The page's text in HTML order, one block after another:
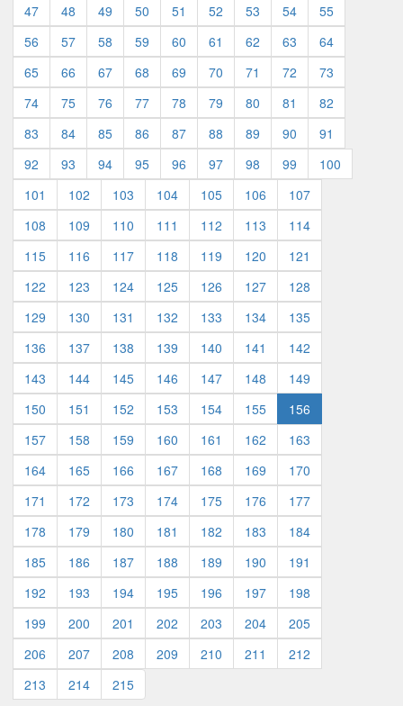
47
48 49 50 51 52 53 54
55
56
57 58 59 60 61 62 63
64
65
66 67 68 69 70 71 72
73
74
75 76 77 78 79 80 81
82
83
84 85 86 87 88 89 90
91
92
93 94 95 96 97 98 99
100
101
102 103 104 105 106
107
108
109 110 111 112 113
114
115
116 117 118 119 120
121
122
123 124 125 126 127
128
129
130 131 132 133 134
135
136
137 138 139 140 141
142
143
144 145 146 147 148
149
150
151 152 153 154 155
156
157
158 159 160 161 162
163
164
165 166 167 168 169
170
171
172 173 174 175 176
177
178
179 180 181 182 183
184
185
186 187 188 189 190
191
192
193 194 195 196 197
198
199
200 201 202 203 204
205
206
207 208 209 210 211
212
213
214 215